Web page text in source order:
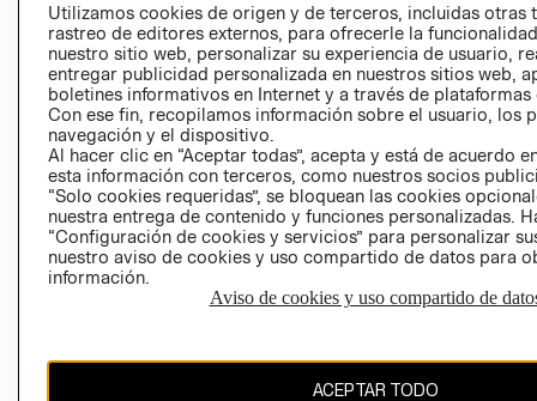
AVISO DE
PRIVACIDAD
GIFT CARD
Utilizamos cookies de origen y de terceros, incluidas otras
rastreo de editores externos, para ofrecerle la
nuestro sitio web, personalizar su experiencia de usuario,
entregar publicidad personalizada en nuestros sitios web,
boletines informativos en Internet y a través de plataformas
Con ese fin, recopilamos información sobre el usuario, los
navegación y el dispositivo.
Al hacer clic en “Aceptar todas”, acepta y está de acuerdo
esta información con terceros, como nuestros socios
“Solo cookies requeridas”, se bloquean las cookies
nuestra entrega de contenido y funciones personalizadas.
“Configuración de cookies y servicios” para personalizar
nuestro aviso de cookies y uso compartido de datos para
información.
Aviso de cookies y uso compartido de
ACEPTAR TODO